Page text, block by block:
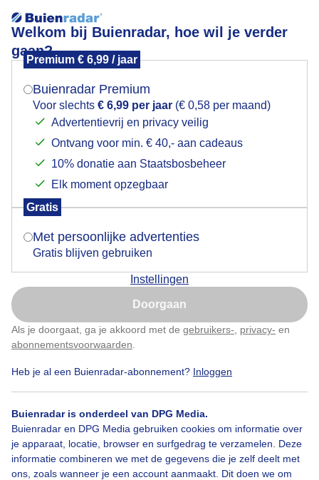
Welkom bij Buienradar, hoe wil je verder
gaan?
Premium € 6,99 / jaar
Buienradar Premium
Voor slechts € 6,99 per jaar (€ 0,58 per maand)
Advertentievrij en privacy veilig
Ontvang voor min. € 40,- aan cadeaus
10% donatie aan Staatsbosbeheer
Elk moment opzegbaar
Gratis
Met persoonlijke advertenties
Gratis blijven gebruiken
Instellingen
Doorgaan
Als je doorgaat, ga je akkoord met de gebruikers- privacy- en
abonnementsvoorwaarden
Heb je al een Buienradar-abonnement? Inloggen
Buienradar is onderdeel van DPG Media.
Buienradar en DPG Media gebruiken cookies om informatie over
je apparaat, locatie, browser en surfgedrag te verzamelen. Deze
informatie combineren we met de gegevens die je zelf deelt met
ons, zoals wanneer je een account aanmaakt. Dit doen we om
Plensbui
Door: Jolanda Bakker Gemaakt: 08-06-2026, 46x bekeken
Regen
Bekijk slideshow
Mogen we je locatie gebruiken voor het
Indien je hier nog geen akkoord op hebt gegeven,
verschijnt er zo een pop-up uit je browser waarin
Is goed, toon de popup
Nu niet, misschien later
Klik hierom dit aan te passen